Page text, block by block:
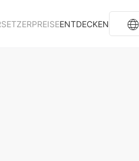
PREISEENTDECKEN